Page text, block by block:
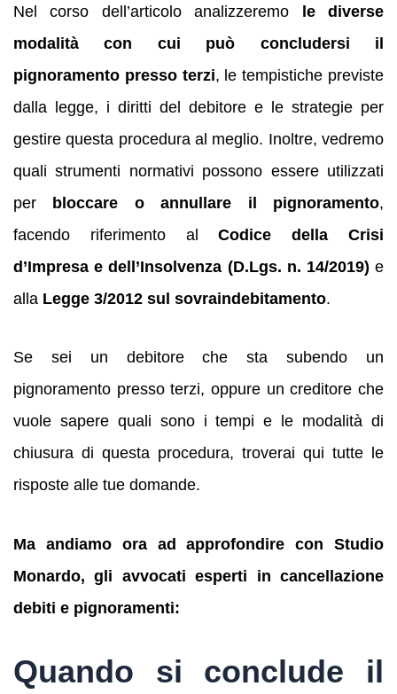
Nel corso dell’articolo analizzeremo le diverse
modalità con cui può concludersi il
pignoramento presso terzi, le tempistiche previste
dalla legge, i diritti del debitore e le strategie per
gestire questa procedura al meglio. Inoltre, vedremo
quali strumenti normativi possono essere utilizzati
per bloccare o annullare il pignoramento,
facendo riferimento alCodice della Crisi
d’Impresa e dell’Insolvenza (D.Lgs. n. 14/2019) e
alla Legge 3/2012 sul sovraindebitamento.
Se sei un debitore che sta subendo un
pignoramento presso terzi, oppure un creditore che
vuole sapere quali sono i tempi e le modalità di
chiusura di questa procedura, troverai qui tutte le
risposte alle tue domande.
Ma andiamo ora ad approfondire con Studio
Monardo, gli avvocati esperti in cancellazione
debiti e pignoramenti:
Quando si conclude il